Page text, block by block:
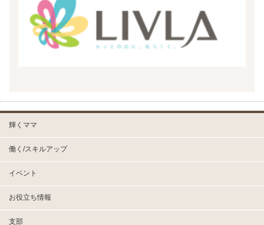
輝くママ
働く/スキルアップ
イベント
お役立ち情報
支部